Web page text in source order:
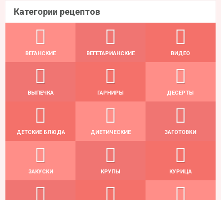
Категории рецептов
ВЕГАНСКИЕ ВЕГЕТАРИАНСКИЕ ВИДЕО
ВЫПЕЧКА ГАРНИРЫ ДЕСЕРТЫ
ДЕТСКИЕ БЛЮДА ДИЕТИЧЕСКИЕ ЗАГОТОВКИ
ЗАКУСКИ КРУПЫ КУРИЦА